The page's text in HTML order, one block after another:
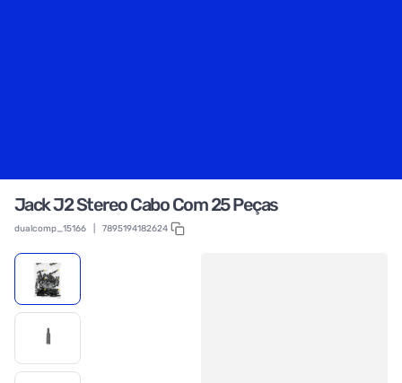
Jack J2 Stereo Cabo Com 25 Peças
dualcomp_15166 7895194182624